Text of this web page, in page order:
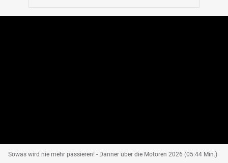
Sowas wird nie mehr passieren! - Danner über die Motoren 2026 (05:44 Min.)